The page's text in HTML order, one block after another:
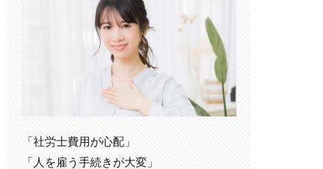
「社労士費用が心配」
「人を雇う手続きが大変」